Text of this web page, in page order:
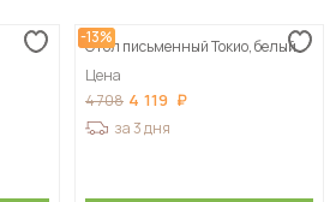
-13%
Стол письменный Токио, белый
Цена
4 708 4 119
за 3 дня